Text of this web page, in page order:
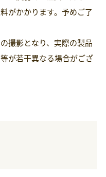
がかかります。予めご了
撮影となり、実際の製品
が若干異なる場合がござ